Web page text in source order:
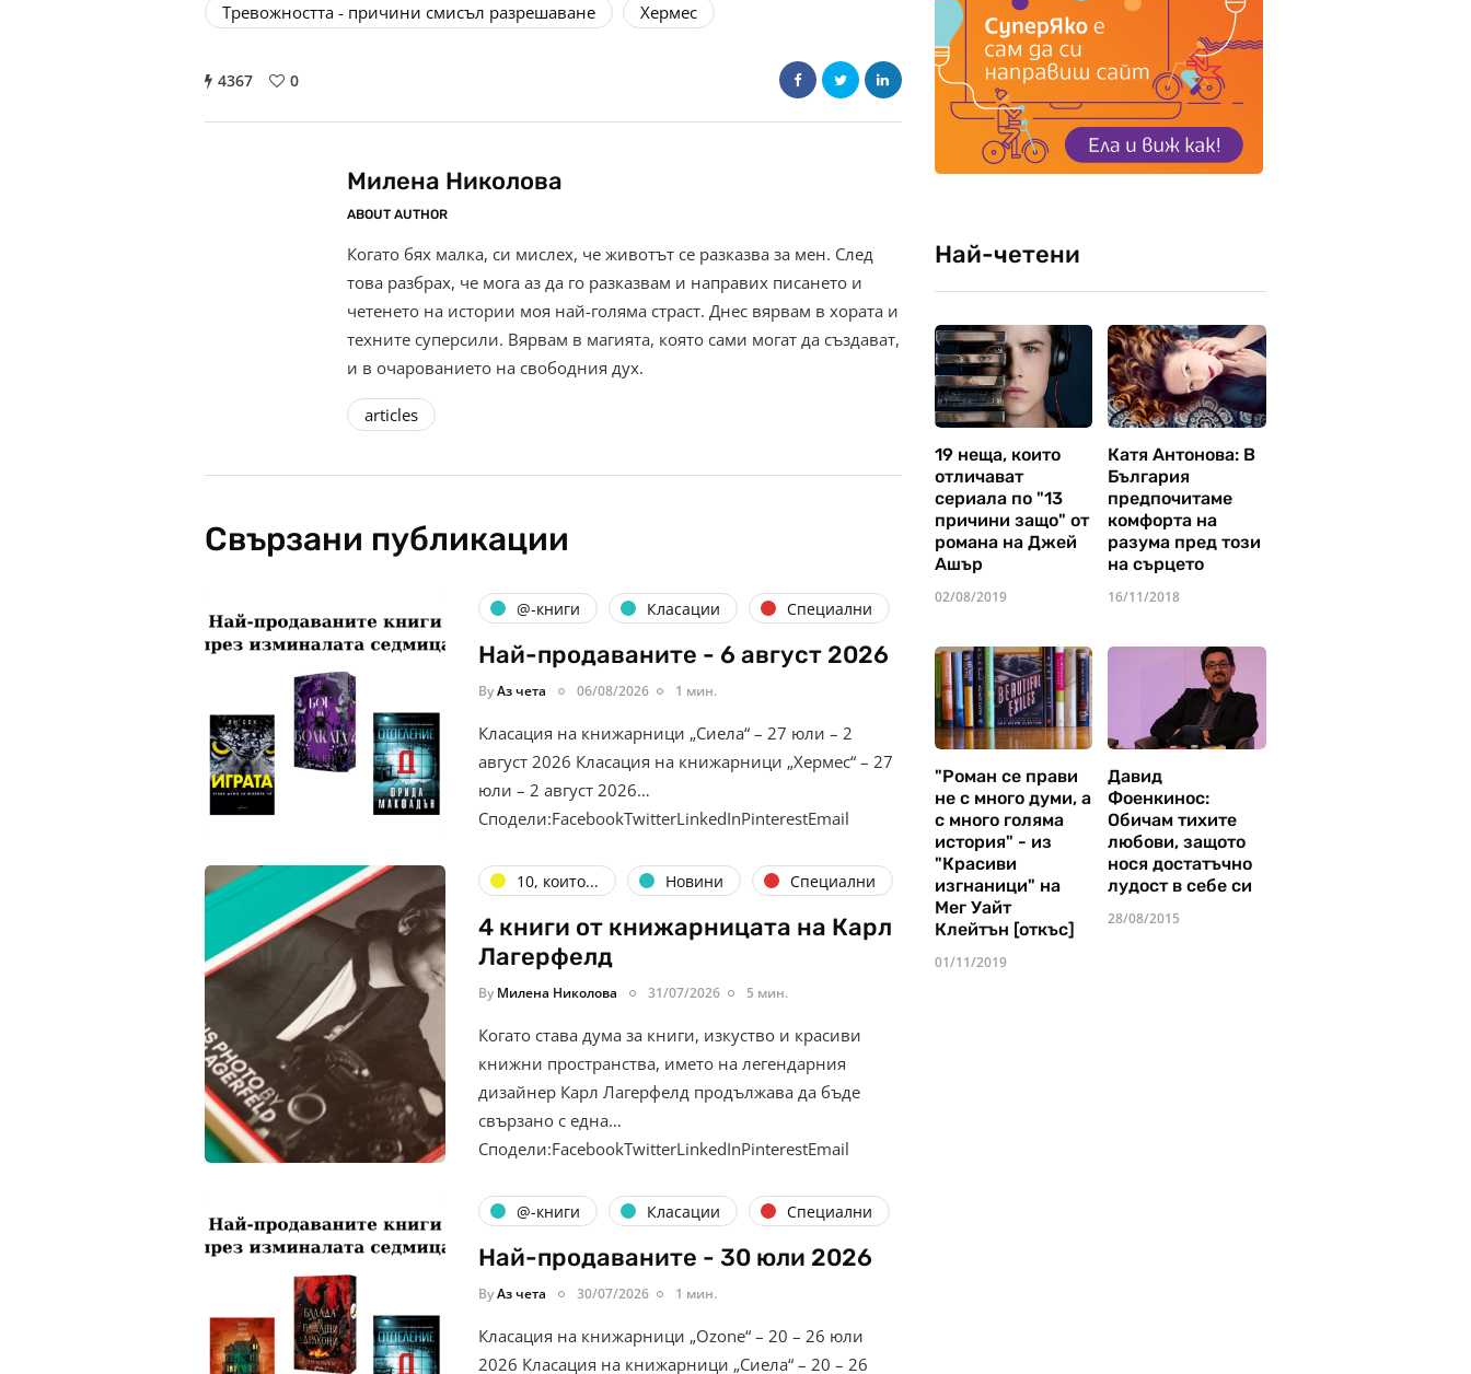
Тревожността - причини смисъл разрешаване
Хермес
4367 0
Милена Николова
ABOUT AUTHOR
Когато бях малка, си мислех, че животът се разказва за мен. След
това разбрах, че мога аз да го разказвам и направих писането и
четенето на истории моя най-голяма страст. Днес вярвам в хората и
техните суперсили. Вярвам в магията, която сами могат да създават,
и в очарованието на свободния дух.
articles
Свързани публикации
@-книги Класации Специални
Най-продаваните - 6 август 2026
ByАз чета 06/08/2026 1 мин.
Класация на книжарници „Сиела“ – 27 юли – 2
август 2026 Класация на книжарници „Хермес“ – 27
юли – 2 август 2026…
Сподели:FacebookTwitterLinkedInPinterestEmail
10, които... Новини Специални
4 книги от книжарницата на Карл
Лагерфелд
By Милена Николова 31/07/2026 5 мин.
Когато става дума за книги, изкуство и красиви
книжни пространства, името на легендарния
дизайнер Карл Лагерфелд продължава да бъде
свързано с една…
Сподели:FacebookTwitterLinkedInPinterestEmail
@-книги Класации Специални
Най-продаваните - 30 юли 2026
ByАз чета 30/07/2026 1 мин.
Класация на книжарници „Ozone“ – 20 – 26 юли
2026 Класация на книжарници „Сиела“ – 20 – 26
Най-четени
19 неща, които
отличават
сериала по "13
причини защо" от
романа на Джей
Ашър
02/08/2019
Катя Антонова: В
България
предпочитаме
комфорта на
разума пред този
на сърцето
16/11/2018
"Роман се прави
не с много думи, а
с много голяма
история" - из
"Красиви
изгнаници" на
Мег Уайт
Клейтън [откъс]
01/11/2019
Давид
Фоенкинос:
Обичам тихите
любови, защото
нося достатъчно
лудост в себе си
28/08/2015